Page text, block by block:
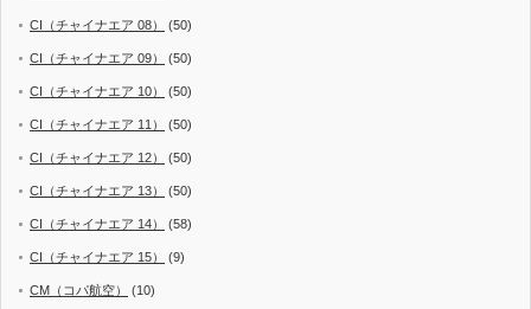
CI（チャイナエア 08） (50)
CI（チャイナエア 09） (50)
CI（チャイナエア 10） (50)
CI（チャイナエア 11） (50)
CI（チャイナエア 12） (50)
CI（チャイナエア 13） (50)
CI（チャイナエア 14） (58)
CI（チャイナエア 15） (9)
CM（コパ航空） (10)